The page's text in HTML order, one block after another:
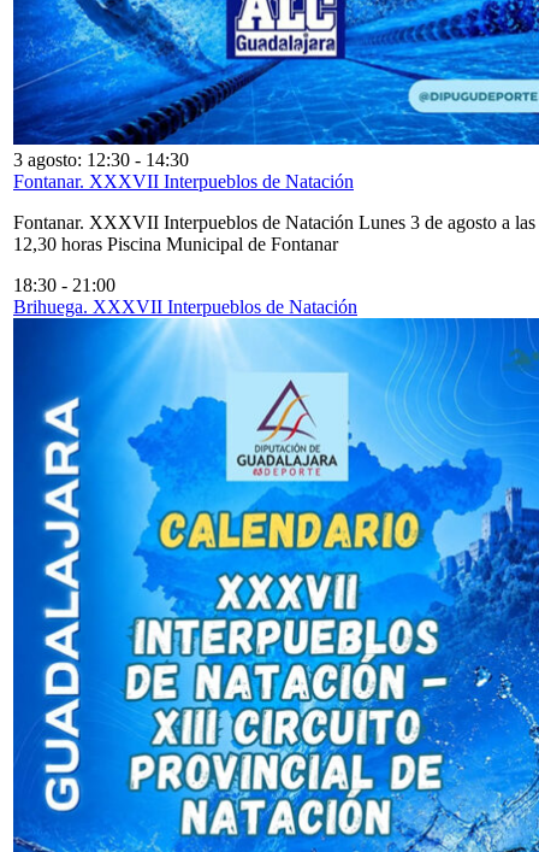
3 agosto: 12:30 - 14:30
Fontanar. XXXVII Interpueblos de Natación
Fontanar. XXXVII Interpueblos de Natación Lunes 3 de agosto a las
12,30 horas Piscina Municipal de Fontanar
18:30 - 21:00
Brihuega. XXXVII Interpueblos de Natación